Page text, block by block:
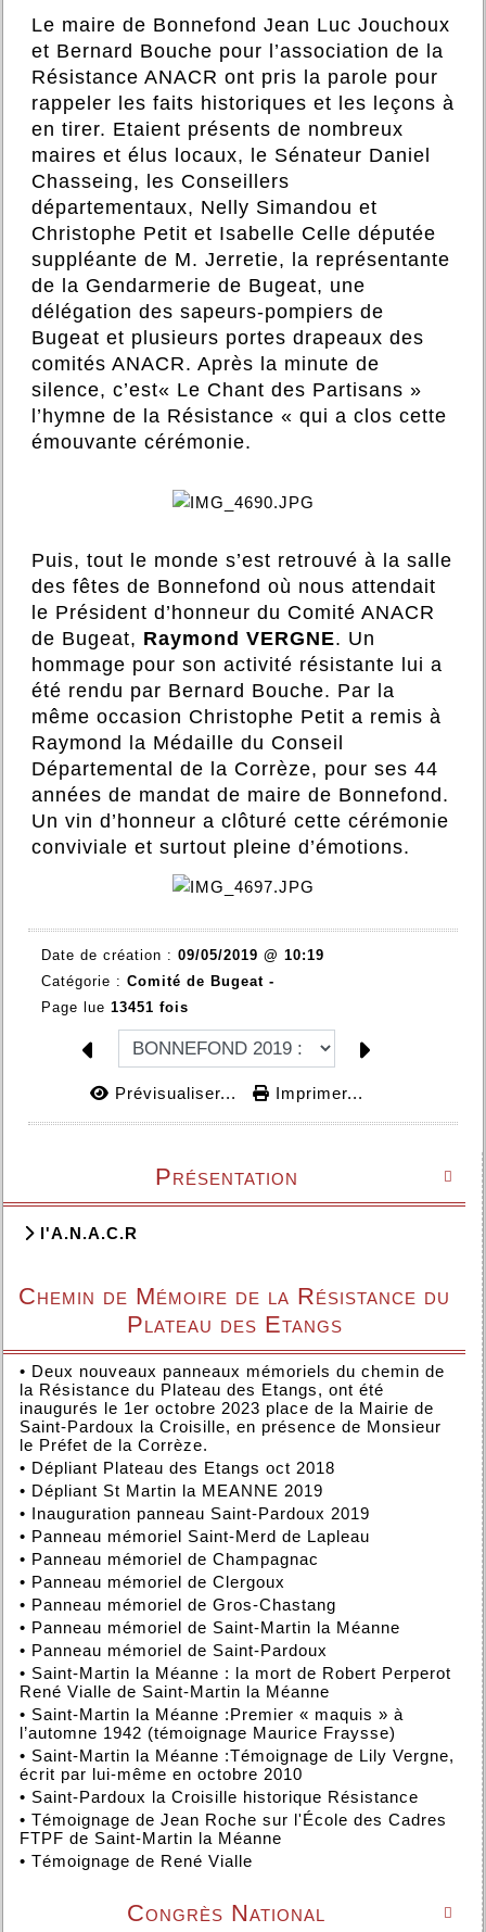

Présentation
l'A.N.A.C.R
Chemin de Mémoire de la Résistance du
Plateau des Etangs
• Deux nouveaux panneaux mémoriels du chemin de
la Résistance du Plateau des Etangs, ont été
inaugurés le 1er octobre 2023 place de la Mairie de
Saint-Pardoux la Croisille, en présence de Monsieur
le Préfet de la Corrèze.
• Dépliant Plateau des Etangs oct 2018
• Dépliant St Martin la MEANNE 2019
• Inauguration panneau Saint-Pardoux 2019
• Panneau mémoriel Saint-Merd de Lapleau
• Panneau mémoriel de Champagnac
• Panneau mémoriel de Clergoux
• Panneau mémoriel de Gros-Chastang
• Panneau mémoriel de Saint-Martin la Méanne
• Panneau mémoriel de Saint-Pardoux
• Saint-Martin la Méanne : la mort de Robert Perperot
René Vialle de Saint-Martin la Méanne
• Saint-Martin la Méanne :Premier « maquis » à
l’automne 1942 (témoignage Maurice Fraysse)
• Saint-Martin la Méanne :Témoignage de Lily Vergne,
écrit par lui-même en octobre 2010
• Saint-Pardoux la Croisille historique Résistance
• Témoignage de Jean Roche sur l'École des Cadres
FTPF de Saint-Martin la Méanne
• Témoignage de René Vialle

Congrès National
Le maire de Bonnefond Jean Luc Jouchoux
et Bernard Bouche pour l’association de la
Résistance ANACR ont pris la parole pour
rappeler les faits historiques et les leçons à
en tirer. Etaient présents de nombreux
maires et élus locaux, le Sénateur Daniel
Chasseing, les Conseillers
départementaux, Nelly Simandou et
Christophe Petit et Isabelle Celle députée
suppléante de M. Jerretie, la représentante
de la Gendarmerie de Bugeat, une
délégation des sapeurs-pompiers de
Bugeat et plusieurs portes drapeaux des
comités ANACR. Après la minute de
silence, c’est« Le Chant des Partisans »
l’hymne de la Résistance « qui a clos cette
émouvante cérémonie.
Puis, tout le monde s’est retrouvé à la salle
des fêtes de Bonnefond où nous attendait
le Président d’honneur du Comité ANACR
de Bugeat, Raymond VERGNE. Un
hommage pour son activité résistante lui a
été rendu par Bernard Bouche. Par la
même occasion Christophe Petit a remis à
Raymond la Médaille du Conseil
Départemental de la Corrèze, pour ses 44
années de mandat de maire de Bonnefond.
Un vin d’honneur a clôturé cette cérémonie
conviviale et surtout pleine d’émotions.
Date de création : 09/05/2019 @ 10:19
Catégorie : Comité de Bugeat -
Page lue 13451 fois
Prévisualiser... Imprimer...